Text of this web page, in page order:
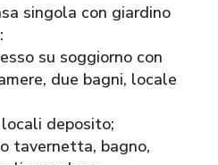
singola con giardino
su soggiorno con
due bagni, locale
deposito;
tavernetta, bagno,